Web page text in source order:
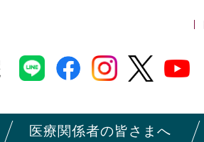
医療関係者の皆さまへ